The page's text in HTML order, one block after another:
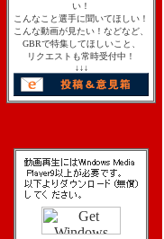
い！
こんなこと選手に聞いてほしい！
こんな動画が見たい！などなど、
GBRで特集してほしいこと、
リクエストも常時受付中！
↓↓↓